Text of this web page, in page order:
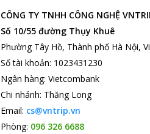
CÔNG TY TNHH CÔNG NGHỆ
Số 10/55 đường Thụy Khuê
Phường Tây Hồ, Thành phố Hà Nội,
Số tài khoản: 1023431230
Ngân hàng: Vietcombank
Chi nhánh: Thăng Long
Email: cs@vntrip.vn
Phòng: 096 326 6688